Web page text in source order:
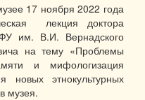
17 ноября 2022 года
лекция доктора
им. В.И. Вернадского
на тему «Проблемы
и мифологизация
новых этнокультурных
музея.